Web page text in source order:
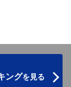
ングを見る